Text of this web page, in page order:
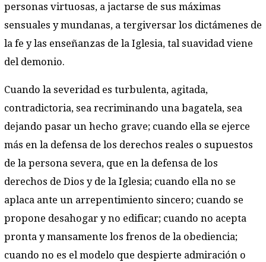
personas virtuosas, a jactarse de sus máximas
sensuales y mundanas, a tergiversar los dictámenes de
la fe y las enseñanzas de la Iglesia, tal suavidad viene
del demonio.
Cuando la severidad es turbulenta, agitada,
contradictoria, sea recriminando una bagatela, sea
dejando pasar un hecho grave; cuando ella se ejerce
más en la defensa de los derechos reales o supuestos
de la persona severa, que en la defensa de los
derechos de Dios y de la Iglesia; cuando ella no se
aplaca ante un arrepentimiento sincero; cuando se
propone desahogar y no edificar; cuando no acepta
pronta y mansamente los frenos de la obediencia;
cuando no es el modelo que despierte admiración o